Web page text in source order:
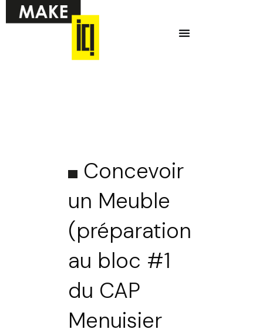
Aller
au Menu
Concevoir
un Meuble
(préparation
au bloc #1
du CAP
Menuisier